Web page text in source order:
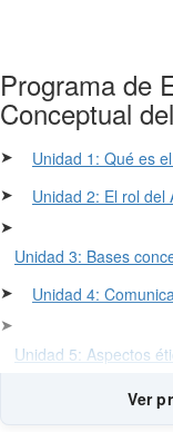
Programa de
Conceptual
➤
Unidad 1: Qué es
➤
Unidad 2: El rol del
➤
Unidad 3: Bases
➤
Unidad 4:
➤
Unidad 5: Aspectos
Ver